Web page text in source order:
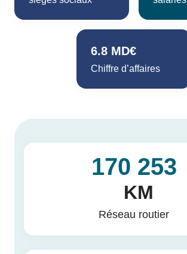
6.8 MD€
Chiffre d’affaires
170 253
KM
Réseau routier